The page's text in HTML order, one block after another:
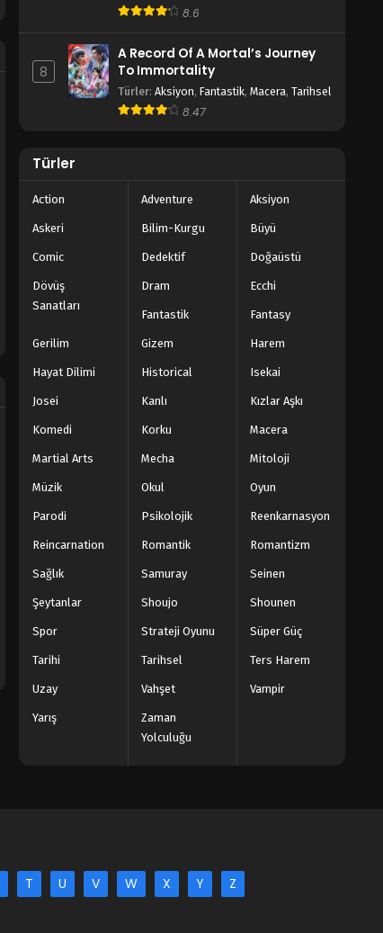
8.6
8
A Record Of A Mortal’s Journey
To Immortality
Türler: Aksiyon, Fantastik, Macera, Tarihsel
8.47
Türler
Action Adventure Aksiyon
Askeri Bilim-Kurgu Büyü
Comic Dedektif Doğaüstü
Dövüş
Sanatları
Dram Ecchi
Fantastik Fantasy
Gerilim Gizem Harem
Hayat Dilimi Historical Isekai
Josei Kanlı Kızlar Aşkı
Komedi Korku Macera
Martial Arts Mecha Mitoloji
Müzik Okul Oyun
Parodi Psikolojik Reenkarnasyon
Reincarnation Romantik Romantizm
Sağlık Samuray Seinen
Şeytanlar Shoujo Shounen
Spor Strateji Oyunu Süper Güç
Tarihi Tarihsel Ters Harem
Uzay Vahşet Vampir
Yarış
Zaman
Yolculuğu
T U V W X Y Z